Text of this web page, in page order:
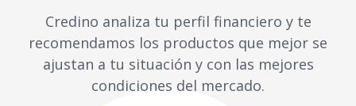
Credino analiza tu perfil financiero y te
recomendamos los productos que mejor se
ajustan a tu situación y con las mejores
condiciones del mercado.